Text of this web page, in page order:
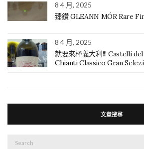
8 4 月, 2025
臻鑽 GLEANN MÓR Rare
8 4 月, 2025
就要來杯義大利!!! Castelli
Chianti Classico Gran
文章搜尋